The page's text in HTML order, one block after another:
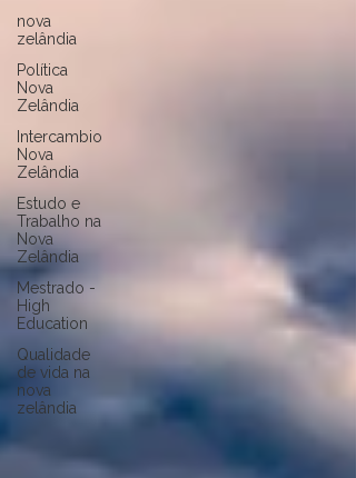
nova
zelândia
Política
Nova
Zelândia
Intercambio
Nova
Zelândia
Estudo e
Trabalho na
Nova
Zelândia
Mestrado -
High
Education
Qualidade
de vida na
nova
zelândia